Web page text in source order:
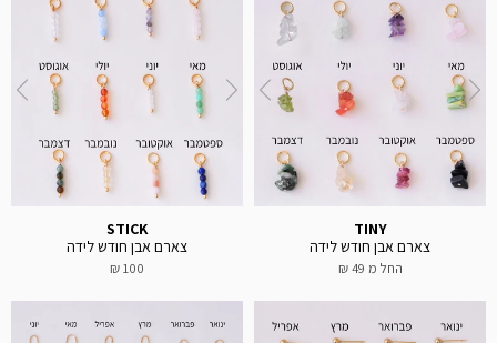
TINY
צארם אבן חודש לידה
החל מ
STICK
צארם אבן חודש לידה
100 ₪